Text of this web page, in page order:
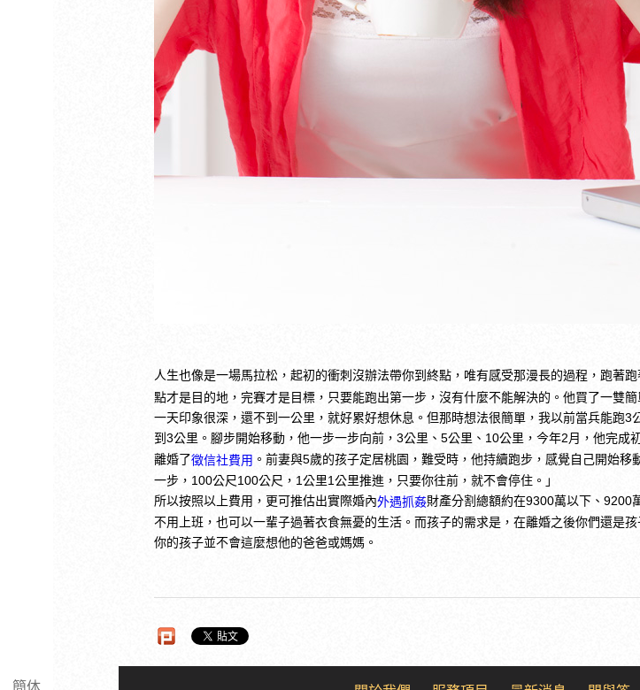
簡体
人生也像是一場馬拉松，起初的衝刺沒辦法帶你到終點，唯有感受那漫長的過程，跑著
點才是目的地，完賽才是目標，只要能跑出第一步，沒有什麼不能解決的。他買了一雙
一天印象很深，還不到一公里，就好累好想休息。但那時想法很簡單，我以前當兵能跑
到3公里。腳步開始移動，他一步一步向前，3公里、5公里、10公里，今年2月，他完成
離婚了徵信社費用 。前妻與5歲的孩子定居桃園，難受時，他持續跑步，感覺自己開始
一步，100公尺100公尺，1公里1公里推進，只要你往前，就不會停住。」
所以按照以上費用，更可推估出實際婚內外遇抓姦財產分割總額約在9300萬以下、9200
不用上班，也可以一輩子過著衣食無憂的生活。而孩子的需求是，在離婚之後你們還是
你的孩子並不會這麼想他的爸爸或媽媽。